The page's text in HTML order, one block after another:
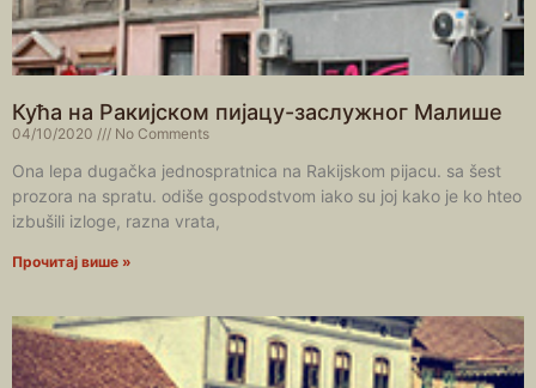
Кућа на Ракијском пијацу-заслужног Малише
04/10/2020 No Comments
Ona lepa dugačka jednospratnica na Rakiјskom pijacu. sa šest
prozora na spratu. odiše gospodstvom iako su joj kako je ko hteo
izbušili izloge, razna vrata,
Прочитај више »